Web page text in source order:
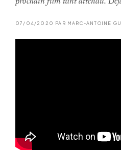
07/04/2020 PAR MARC-ANTOINE